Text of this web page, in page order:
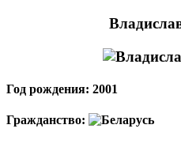
Год рождения: 2001
Гражданство: